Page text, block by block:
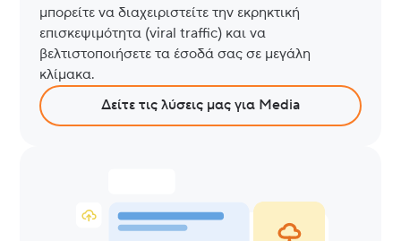
μπορείτε να διαχειριστείτε την εκρηκτική
επισκεψιμότητα (viral traffic) και να
βελτιστοποιήσετε τα έσοδά σας σε μεγάλη
κλίμακα.
Δείτε τις λύσεις μας για Media